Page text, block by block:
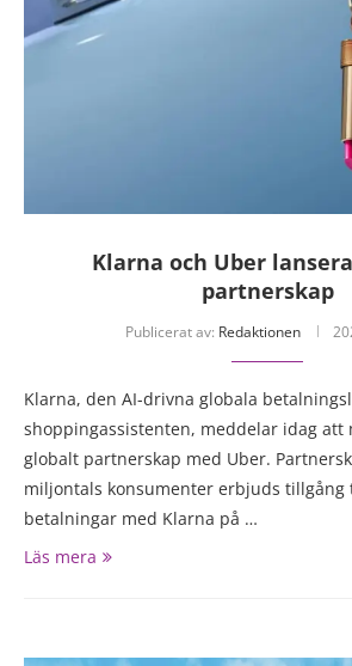
Klarna och Uber
partnerskap
Publicerat av: Redaktionen
Klarna, den AI-drivna globala
shoppingassistenten, meddelar idag att
globalt partnerskap med Uber.
miljontals konsumenter erbjuds tillgång
betalningar med Klarna på …
Läs mera